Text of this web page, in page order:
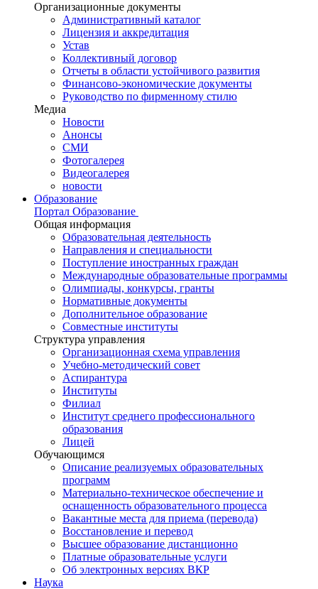
Организационные документы
Административный каталог
Лицензия и аккредитация
Устав
Коллективный договор
Отчеты в области устойчивого развития
Финансово-экономические документы
Руководство по фирменному стилю
Медиа
Новости
Анонсы
СМИ
Фотогалерея
Видеогалерея
новости
Образование
Портал Образование
Общая информация
Образовательная деятельность
Направления и специальности
Поступление иностранных граждан
Международные образовательные программы
Олимпиады, конкурсы, гранты
Нормативные документы
Дополнительное образование
Совместные институты
Структура управления
Организационная схема управления
Учебно-методический совет
Аспирантура
Институты
Филиал
Институт среднего профессионального
образования
Лицей
Обучающимся
Описание реализуемых образовательных
программ
Материально-техническое обеспечение и
оснащенность образовательного процесса
Вакантные места для приема (перевода)
Восстановление и перевод
Высшее образование дистанционно
Платные образовательные услуги
Об электронных версиях ВКР
Наука